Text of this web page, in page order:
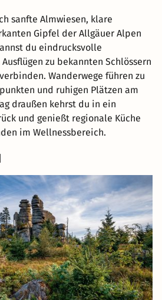
sanfte Almwiesen, klare
Gipfel der Allgäuer Alpen
du eindrucksvolle
zu bekannten Schlössern
Wanderwege führen zu
und ruhigen Plätzen am
draußen kehrst du in ein
und genießt regionale Küche
im Wellnessbereich.